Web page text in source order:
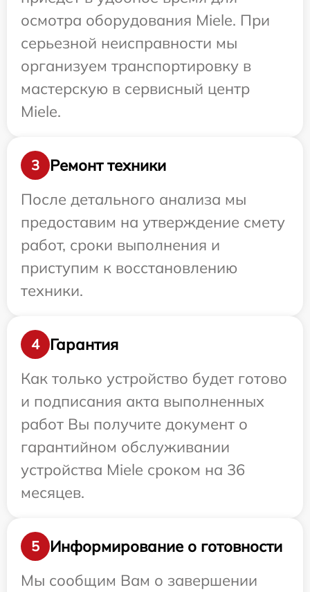
осмотра оборудования Miele. При
серьезной неисправности мы
организуем транспортировку в
мастерскую в сервисный центр
Miele.
3
Ремонт техники
После детального анализа мы
предоставим на утверждение смету
работ, сроки выполнения и
приступим к восстановлению
техники.
4
Гарантия
Как только устройство будет готово
и подписания акта выполненных
работ Вы получите документ о
гарантийном обслуживании
устройства Miele сроком на 36
месяцев.
5
Информирование о готовности
Мы сообщим Вам о завершении